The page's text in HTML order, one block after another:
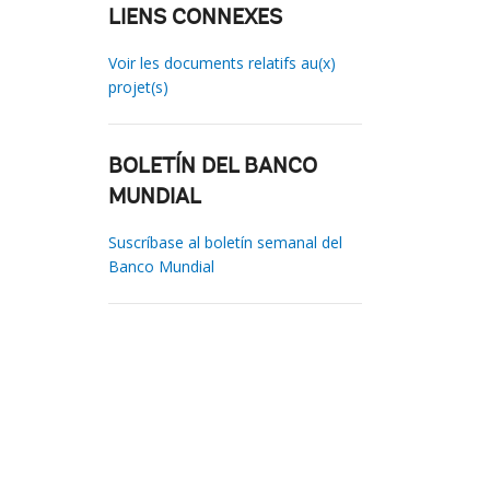
LIENS CONNEXES
Voir les documents relatifs au(x)
projet(s)
BOLETÍN DEL BANCO
MUNDIAL
Suscríbase al boletín semanal del
Banco Mundial